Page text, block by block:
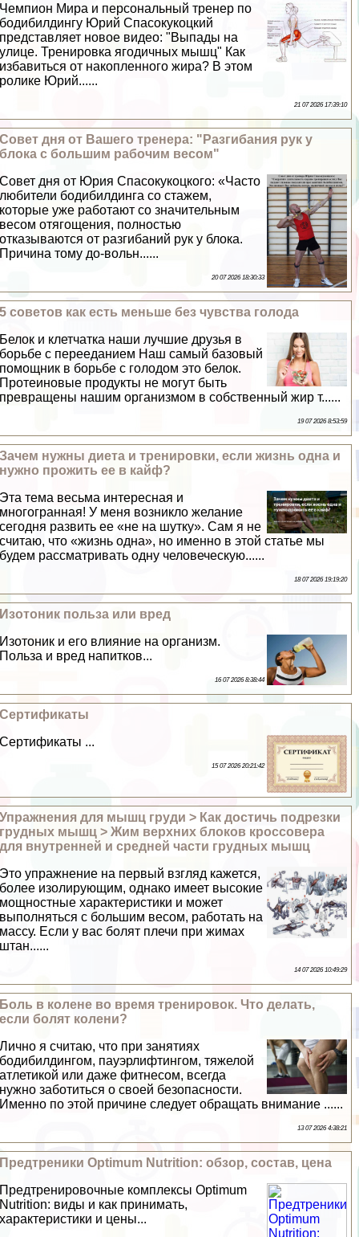
Чемпион Мира и персональный тренер по
бодибилдингу Юрий Спасокукоцкий
представляет новое видео: "Выпады на
улице. Тренировка ягодичных мышц" Как
избавиться от накопленного жира? В этом
ролике Юрий......
21 07 2026 17:39:10
Совет дня от Вашего тренера: "Разгибания рук у
блока с большим рабочим весом"
Совет дня от Юрия Спасокукоцкого: «Часто
любители бодибилдинга со стажем,
которые уже работают со значительным
весом отягощения, полностью
отказываются от разгибаний рук у блока.
Причина тому до-вольн......
20 07 2026 18:30:33
5 советов как есть меньше без чувства голода
Белок и клетчатка наши лучшие друзья в
борьбе с перееданием Наш самый базовый
помощник в борьбе с голодом это белок.
Протеиновые продукты не могут быть
превращены нашим организмом в собственный жир т......
19 07 2026 8:53:59
Зачем нужны диета и тренировки, если жизнь одна и
нужно прожить ее в кайф?
Эта тема весьма интересная и
многогранная! У меня возникло желание
сегодня развить ее «не на шутку». Сам я не
считаю, что «жизнь одна», но именно в этой статье мы
будем рассматривать одну человеческую......
18 07 2026 19:19:20
Изотоник польза или вред
Изотоник и его влияние на организм.
Польза и вред напитков...
16 07 2026 8:38:44
Сертификаты
Сертификаты ...
15 07 2026 20:21:42
Упражнения для мышц гpyди > Как достичь подрезки
грудных мышц > Жим верхних блоков кроссовера
для внутренней и средней части грудных мышц
Это упражнение на первый взгляд кажется,
более изолирующим, однако имеет высокие
мощностные хаpaктеристики и может
выполняться с большим весом, работать на
массу. Если у вас болят плечи при жимах
штан......
14 07 2026 10:49:29
Боль в колене во время тренировок. Что делать,
если болят колени?
Лично я считаю, что при занятиях
бодибилдингом, пауэрлифтингом, тяжелой
атлетикой или даже фитнесом, всегда
нужно заботиться о своей безопасности.
Именно по этой причине следует обращать внимание ......
13 07 2026 4:38:21
Предтреники Optimum Nutrition: обзор, состав, цена
Предтренировочные комплексы Optimum
Nutrition: виды и как принимать,
хаpaктеристики и цены...